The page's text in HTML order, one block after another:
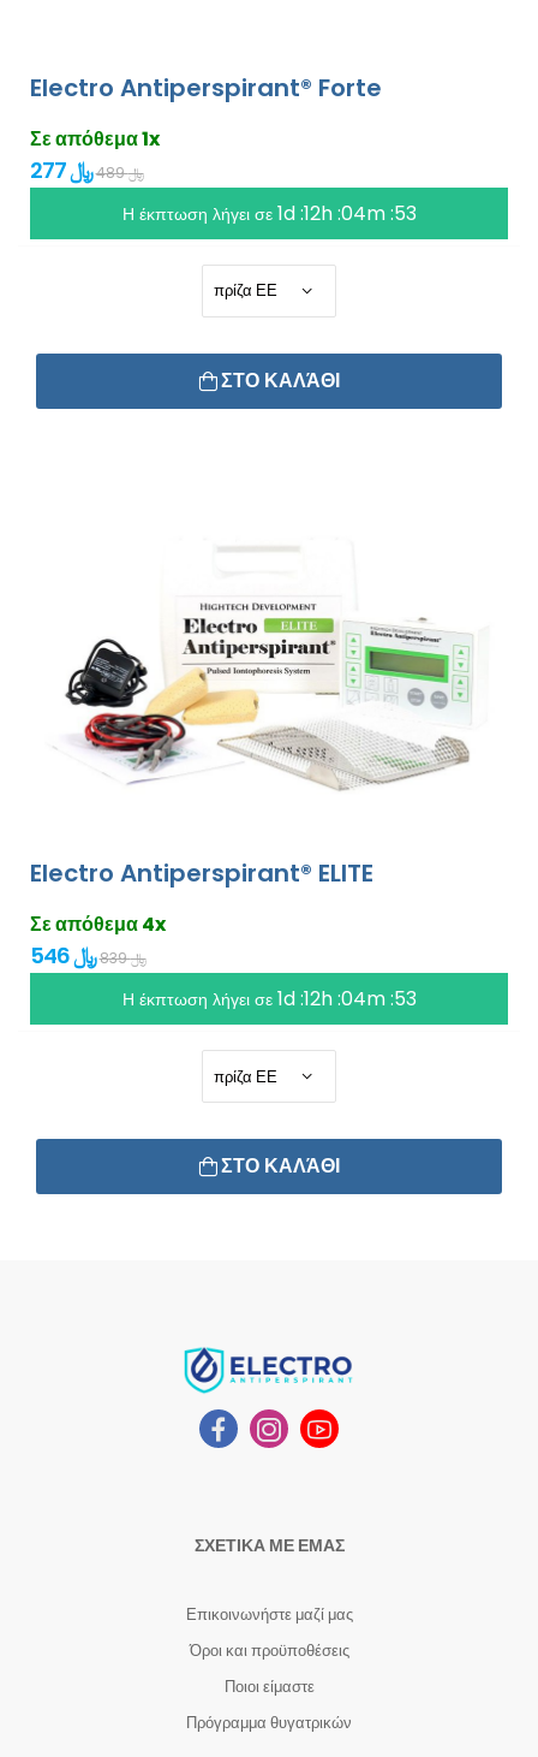
Electro Antiperspirant® Forte
Σε απόθεμα 1x
277 ﷼ 489 ﷼
Η έκπτωση λήγει σε 1d :12h :04m :53
ΣΤΟ ΚΑΛΆΘΙ
Electro Antiperspirant® ELITE
Σε απόθεμα 4x
546 ﷼ 839 ﷼
Η έκπτωση λήγει σε 1d :12h :04m :53
ΣΤΟ ΚΑΛΆΘΙ
ΣΧΕΤΙΚΑ ΜΕ ΕΜΑΣ
Επικοινωνήστε μαζί μας
Όροι και προϋποθέσεις
Ποιοι είμαστε
Πρόγραμμα θυγατρικών